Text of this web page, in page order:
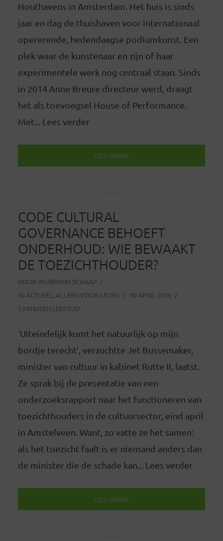
Houthavens in Amsterdam. Het huis is sinds
jaar en dag de thuishaven voor internationaal
opererende, hedendaagse podiumkunst. Een
plek waar de kunstenaar en zijn of haar
experimentele werk nog centraal staan. Sinds
in 2014 Anne Breure directeur werd, draagt
het als toevoegsel House of Performance.
Met... Lees verder
LEES VERDER
CODE CULTURAL
GOVERNANCE BEHOEFT
ONDERHOUD: WIE BEWAAKT
DE TOEZICHTHOUDER?
DOOR WIJBRAND SCHAAP
IN ACTUEEL , ALLEEN VOOR LEDEN
30 APRIL 2016
5 MINUTEN LEESTIJD
‘Uiteindelijk komt het natuurlijk op mijn
bordje terecht’, verzuchtte Jet Bussemaker,
minister van cultuur in kabinet Rutte II, laatst.
Ze sprak bij de presentatie van een
onderzoeksrapport naar het functioneren van
toezichthouders in de cultuursector, eind april
in Amstelveen. Want, zo vatte ze het samen:
als het toezicht faalt is er niemand anders dan
de minister die de schade kan... Lees verder
LEES VERDER